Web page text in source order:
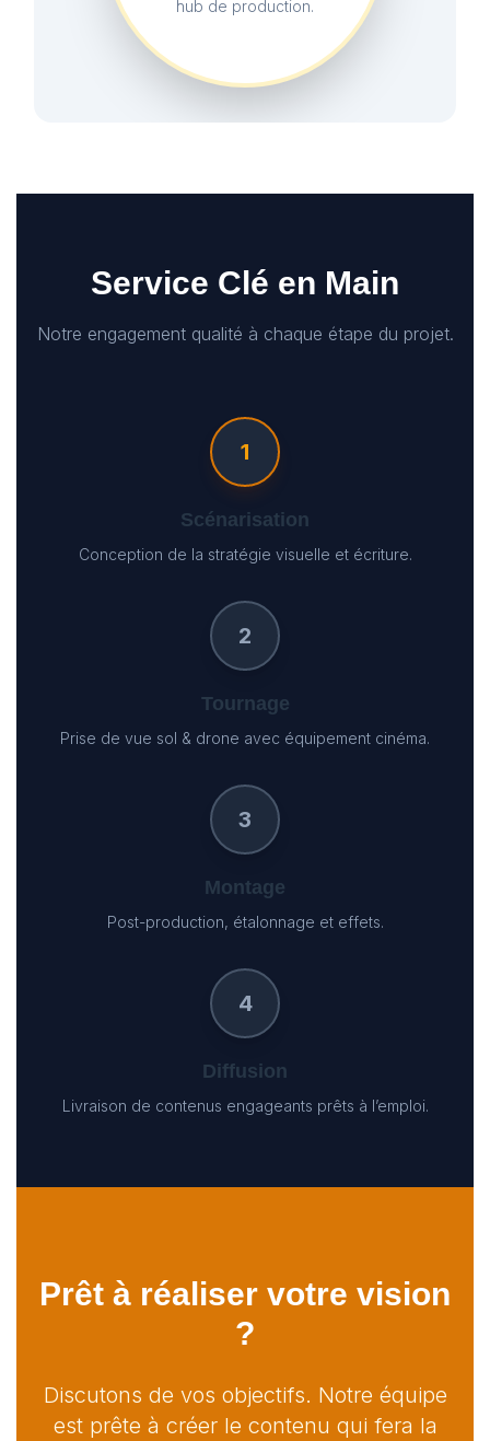
hub de production.
Service Clé en Main
Notre engagement qualité à chaque étape du projet.
1
Scénarisation
Conception de la stratégie visuelle et écriture.
2
Tournage
Prise de vue sol & drone avec équipement cinéma.
3
Montage
Post-production, étalonnage et effets.
4
Diffusion
Livraison de contenus engageants prêts à l’emploi.
Prêt à réaliser votre vision
?
Discutons de vos objectifs. Notre équipe
est prête à créer le contenu qui fera la